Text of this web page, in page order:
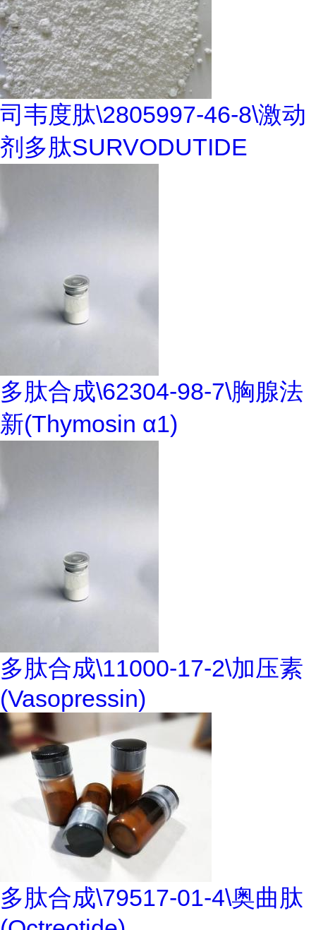
司韦度肽\2805997-46-8\激动
剂多肽SURVODUTIDE
多肽合成\62304-98-7\胸腺法
新(Thymosin α1)
多肽合成\11000-17-2\加压素
(Vasopressin)
多肽合成\79517-01-4\奥曲肽